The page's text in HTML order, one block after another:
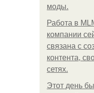
моды.
Работа в
компании
связана с
контента,
сетях.
Этот день